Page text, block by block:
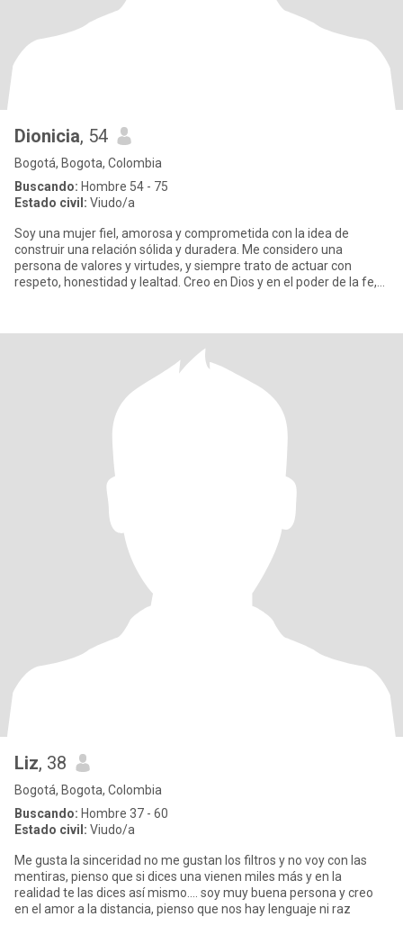
Dionicia, 54
Bogotá, Bogota, Colombia
Buscando: Hombre 54 - 75
Estado civil: Viudo/a
Soy una mujer fiel, amorosa y comprometida con la idea de
construir una relación sólida y duradera. Me considero una
persona de valores y virtudes, y siempre trato de actuar con
respeto, honestidad y lealtad. Creo en Dios y en el poder de la fe,
Liz, 38
Bogotá, Bogota, Colombia
Buscando: Hombre 37 - 60
Estado civil: Viudo/a
Me gusta la sinceridad no me gustan los filtros y no voy con las
mentiras, pienso que si dices una vienen miles más y en la
realidad te las dices así mismo.... soy muy buena persona y creo
en el amor a la distancia, pienso que nos hay lenguaje ni raz